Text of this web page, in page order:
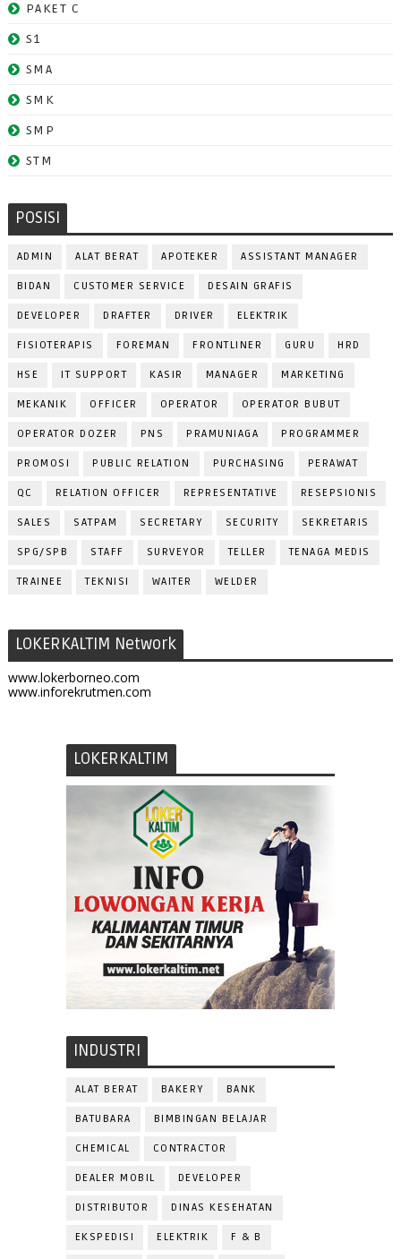
PAKET C
S1
SMA
SMK
SMP
STM
POSISI
ADMIN ALAT BERAT APOTEKER ASSISTANT MANAGER
BIDAN CUSTOMER SERVICE DESAIN GRAFIS
DEVELOPER DRAFTER DRIVER ELEKTRIK
FISIOTERAPIS FOREMAN FRONTLINER GURU HRD
HSE IT SUPPORT KASIR MANAGER MARKETING
MEKANIK OFFICER OPERATOR OPERATOR BUBUT
OPERATOR DOZER PNS PRAMUNIAGA PROGRAMMER
PROMOSI PUBLIC RELATION PURCHASING PERAWAT
QC RELATION OFFICER REPRESENTATIVE RESEPSIONIS
SALES SATPAM SECRETARY SECURITY SEKRETARIS
SPG/SPB STAFF SURVEYOR TELLER TENAGA MEDIS
TRAINEE TEKNISI WAITER WELDER
LOKERKALTIM Network
www.lokerborneo.com
www.inforekrutmen.com
LOKERKALTIM
INDUSTRI
ALAT BERAT BAKERY BANK
BATUBARA BIMBINGAN BELAJAR
CHEMICAL CONTRACTOR
DEALER MOBIL DEVELOPER
DISTRIBUTOR DINAS KESEHATAN
EKSPEDISI ELEKTRIK F & B